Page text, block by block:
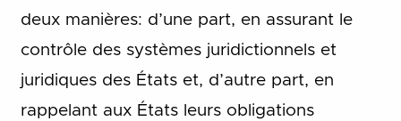
deux manières: d’une part, en assurant le
contrôle des systèmes juridictionnels et
juridiques des États et, d’autre part, en
rappelant aux États leurs obligations